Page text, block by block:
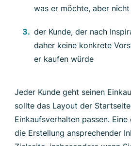
was er möchte, aber
der Kunde, der nach
daher keine konkrete
er kaufen würde
Jeder Kunde geht seinen
sollte das Layout der
Einkaufsverhalten passen.
die Erstellung ansprechender